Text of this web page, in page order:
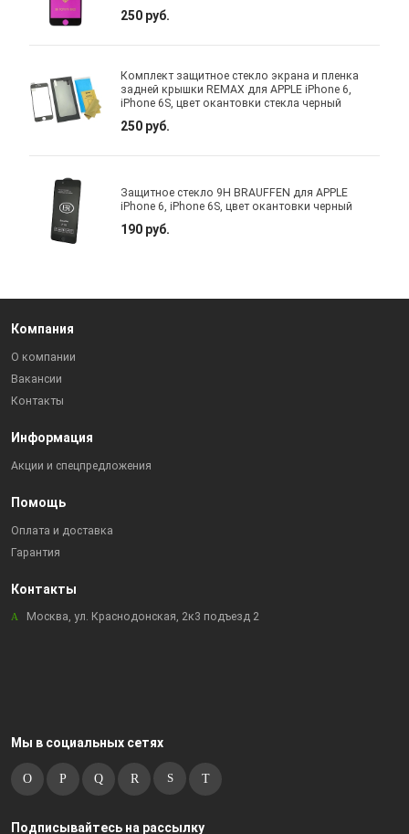
250 руб.
Комплект защитное стекло экрана и пленка
задней крышки REMAX для APPLE iPhone 6,
iPhone 6S, цвет окантовки стекла черный
250 руб.
Защитное стекло 9H BRAUFFEN для APPLE
iPhone 6, iPhone 6S, цвет окантовки черный
190 руб.
Компания
О компании
Вакансии
Контакты
Информация
Акции и спецпредложения
Помощь
Оплата и доставка
Гарантия
Контакты
Москва, ул. Краснодонская, 2к3 подъезд 2
Мы в социальных сетях
Подписывайтесь на рассылку